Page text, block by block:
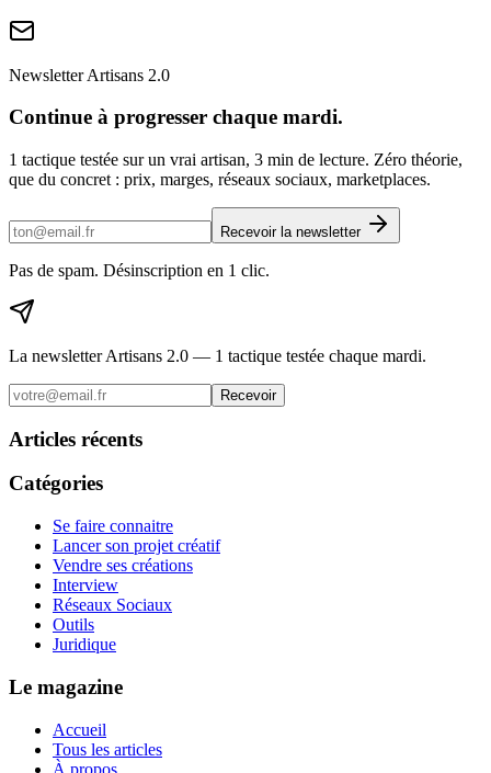
Newsletter Artisans 2.0
Continue à progresser chaque mardi.
1 tactique testée sur un vrai artisan, 3 min de lecture. Zéro théorie,
que du concret : prix, marges, réseaux sociaux, marketplaces.
Recevoir la newsletter
Pas de spam. Désinscription en 1 clic.
La newsletter Artisans 2.0 — 1 tactique testée chaque mardi.
Recevoir
Articles récents
Catégories
Se faire connaitre
Lancer son projet créatif
Vendre ses créations
Interview
Réseaux Sociaux
Outils
Juridique
Le magazine
Accueil
Tous les articles
À propos